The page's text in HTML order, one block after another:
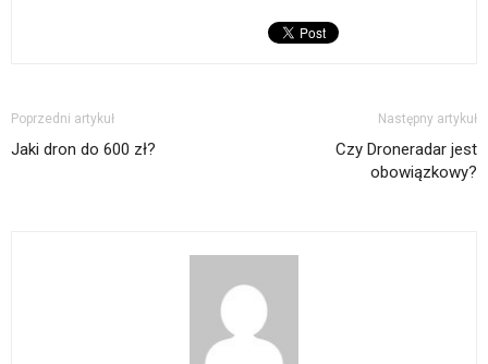
Poprzedni artykuł
Jaki dron do 600 zł?
Następny artykuł
Czy Droneradar jest
obowiązkowy?